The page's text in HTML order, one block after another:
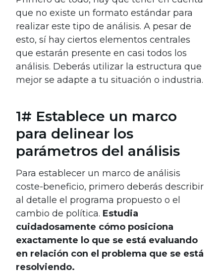
que no existe un formato estándar para
realizar este tipo de análisis. A pesar de
esto, sí hay ciertos elementos centrales
que estarán presente en casi todos los
análisis. Deberás utilizar la estructura que
mejor se adapte a tu situación o industria.
1# Establece un marco
para delinear los
parámetros del análisis
Para establecer un marco de análisis
coste-beneficio, primero deberás describir
al detalle el programa propuesto o el
cambio de política. Estudia
cuidadosamente cómo posiciona
exactamente lo que se está evaluando
en relación con el problema que se está
resolviendo.